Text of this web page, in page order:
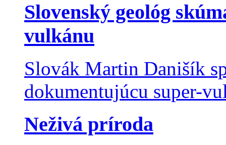
Slovenský geológ
vulkánu
Slovák Martin Danišík
dokumentujúcu super-
Neživá príroda